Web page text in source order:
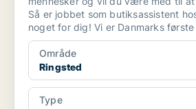
Så er jobbet som butiksassistent
noget for dig! Vi er Danmarks
Område
Ringsted
Type